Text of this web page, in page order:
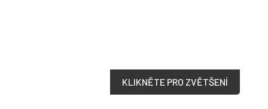
KLIKNĚTE PRO ZVĚTŠENÍ